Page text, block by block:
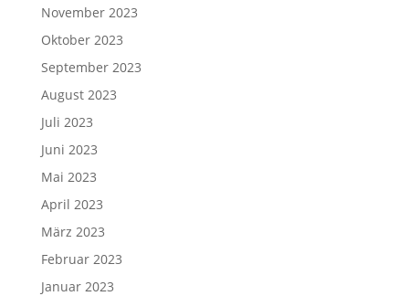
November 2023
Oktober 2023
September 2023
August 2023
Juli 2023
Juni 2023
Mai 2023
April 2023
März 2023
Februar 2023
Januar 2023